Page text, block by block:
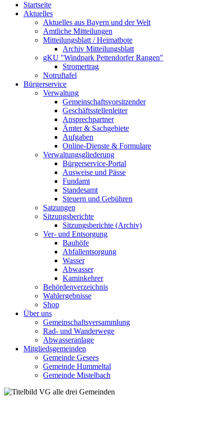
Startseite
Aktuelles
Aktuelles aus Bayern und der Welt
Amtliche Mitteilungen
Mitteilungsblatt / Heimatbote
Archiv Mitteilungsblatt
gKU "Windpark Pettendorfer Rangen"
Stromertrag
Notruftafel
Bürgerservice
Verwaltung
Gemeinschaftsvorsitzender
Geschäftsstellenleiter
Ansprechpartner
Ämter & Sachgebiete
Aufgaben
Online-Dienste & Formulare
Verwaltungsgliederung
Bürgerservice-Portal
Ausweise und Pässe
Fundamt
Standesamt
Steuern und Gebühren
Satzungen
Sitzungsberichte
Sitzungsberichte (Archiv)
Ver- und Entsorgung
Bauhöfe
Abfallentsorgung
Wasser
Abwasser
Kaminkehrer
Behördenverzeichnis
Wahlergebnisse
Shop
Über uns
Gemeinschaftsversammlung
Rad- und Wanderwege
Abwasseranlage
Mitgliedsgemeinden
Gemeinde Gesees
Gemeinde Hummeltal
Gemeinde Mistelbach